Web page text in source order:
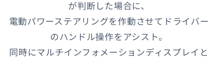
が判断した場合に、
電動パワーステアリングを作動させてドライバー
のハンドル操作をアシスト。
同時にマルチインフォメーションディスプレイと